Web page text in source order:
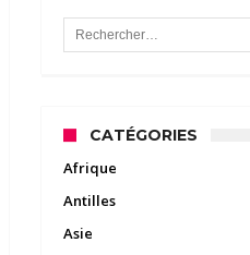
Rechercher :
CATÉGORIES
Afrique
Antilles
Asie